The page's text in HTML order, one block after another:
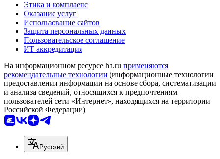
Этика и комплаенс
Оказание услуг
Использование сайтов
Защита персональных данных
Пользовательское соглашение
ИТ аккредитация
На информационном ресурсе hh.ru применяются
рекомендательные технологии (информационные технологии
предоставления информации на основе сбора, систематизации
и анализа сведений, относящихся к предпочтениям
пользователей сети «Интернет», находящихся на территории
Российской Федерации)
Русский